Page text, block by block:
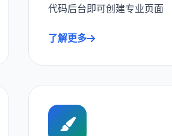
代码后台即可创建专业页面
了解更多